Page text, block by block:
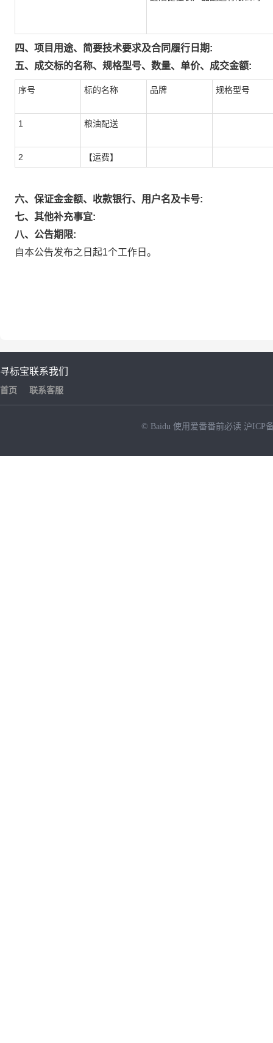
四、项目用途、简要技术要求及合同履行日期:
五、成交标的名称、规格型号、数量、单价、成交金额:
序号 标的名称 品牌 规格型号
1 粮油配送
2 【运费】
六、保证金金额、收款银行、用户名及卡号:
七、其他补充事宜:
八、公告期限:
自本公告发布之日起1个工作日。
寻标宝
首页
联系我们
联系客服
© Baidu 使用爱番番前必读 沪ICP